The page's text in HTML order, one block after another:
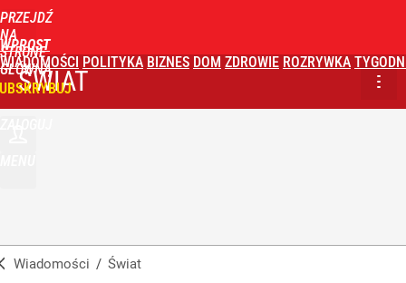
PRZEJDŹ
NA
STRONĘ
GŁÓWNĄ
WPROST
WIADOMOŚCI POLITYKA BIZNES DOM ZDROWIE ROZRYWKA
ŚWIAT
Wiadomości / Świat